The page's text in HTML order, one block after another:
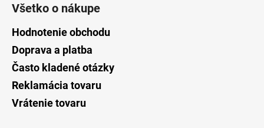
Všetko o nákupe
Hodnotenie obchodu
Doprava a platba
Často kladené otázky
Reklamácia tovaru
Vrátenie tovaru